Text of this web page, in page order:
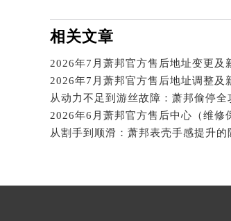
辽宁省抚顺市新抚
辽宁省阜新市海州
辽宁省葫芦岛市连
辽宁省锦州市古塔
辽宁省铁岭市银州
相关文章
2026年7月萧邦官方售后地址变更及
2026年7月萧邦官方售后地址调整及
从动力不足到游丝故障：萧邦偷停全
从割手到顺滑：萧邦表壳手感提升的